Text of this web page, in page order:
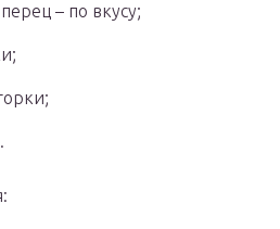
– по вкусу;